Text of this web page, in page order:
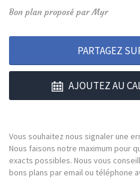
Bon plan proposé par Myr
PARTAGEZ
AJOUTEZ AU
Vous souhaitez nous signaler une
Nous faisons notre maximum pour
exacts possibles. Nous vous
bons plans par email ou téléphone